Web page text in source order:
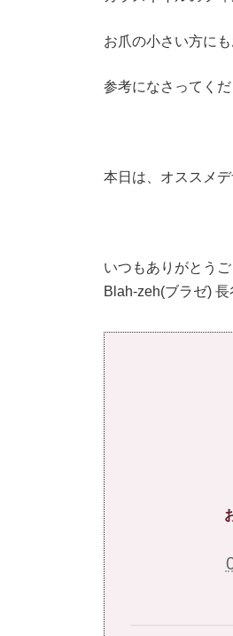
お爪の小さい方に
参考になさってく
本日は、オススメ
いつもありがとうご
Blah-zeh(ブラゼ) 長